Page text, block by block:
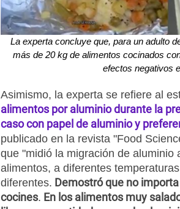
La experta concluye que, para un adulto
más de 20 kg de alimentos cocinados
efectos negativos
Asimismo, la experta se refiere al
alimentos por aluminio durante la
caso con papel de aluminio y
publicado en la revista "Food
que "midió la migración de aluminio
alimentos, a diferentes
diferentes. Demostró que no
cocines. En los alimentos muy